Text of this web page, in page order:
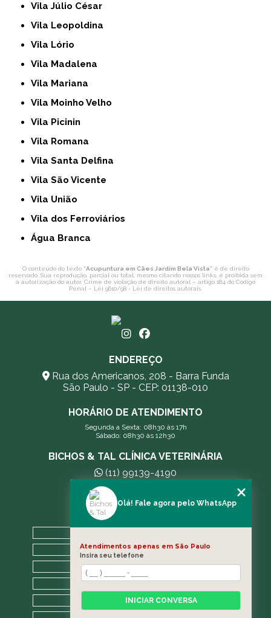
Vila Júlio César
Vila Leopoldina
Vila Lório
Vila Madalena
Vila Mariana
Vila Moinho Velho
Vila Picinin
Vila Romana
Vila Santa Delfina
Vila São Vicente
Vila União
Vila dos Ferroviários
Água Branca
O conteúdo do texto "Acupuntura em Cães Jardim Bela Vista" é de direito
reservado. Sua reprodução, parcial ou total, mesmo citando nossos links, é proibida sem
a autorização do autor. Crime de violação de direito autoral – artigo 184 do Código
Penal – Lei 9610/98 - Lei de direitos autorais.
ENDEREÇO
Rua dos Americanos, 208 - Barra Funda
São Paulo - SP - CEP: 01138-010
HORÁRIO DE ATENDIMENTO
Segunda a Sexta: 08h30 às 17h
Sábado: 08h30 às 12h30
BICHOS & TAL CLÍNICA VETERINÁRIA
(11) 99139-4190
andreleecitti5@gmail.com
A CLÍNICA
BLOG
CONTATO
CATEGORIAS
Olá! Fale agora pelo WhatsApp
Atendimentos apenas em São Paulo
Insira seu telefone
INICIAR CONVERSA